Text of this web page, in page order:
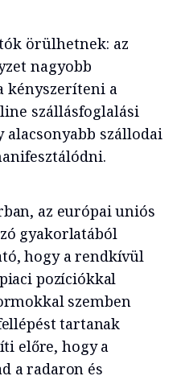
örülhetnek: az
nagyobb
kényszeríteni a
szállásfoglalási
szállodai
az európai uniós
gyakorlatából
hogy a rendkívül
pozíciókkal
szemben
tartanak
előre, hogy a
a radaron és